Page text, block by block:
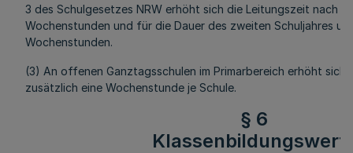
3 des Schulgesetzes NRW erhöht sich die Leitungszeit nach
Wochenstunden und für die Dauer des zweiten Schuljahres
Wochenstunden.
(3) An offenen Ganztagsschulen im Primarbereich erhöht sich
zusätzlich eine Wochenstunde je Schule.
§ 6